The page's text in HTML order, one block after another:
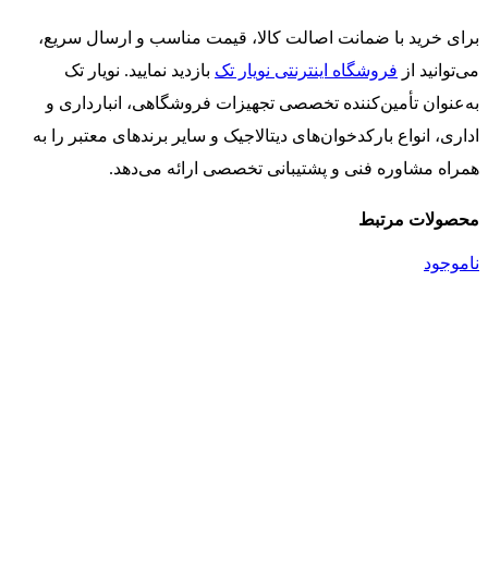
برای خرید با ضمانت اصالت کالا، قیمت مناسب و ارسال سریع،
می‌توانید از فروشگاه اینترنتی نویار تک بازدید نمایید. نویار تک
به‌عنوان تأمین‌کننده تخصصی تجهیزات فروشگاهی، انبارداری و
اداری، انواع بارکدخوان‌های دیتالاجیک و سایر برندهای معتبر را به
همراه مشاوره فنی و پشتیبانی تخصصی ارائه می‌دهد.
محصولات مرتبط
ناموجود